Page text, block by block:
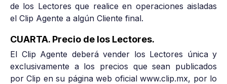
de los Lectores que realice en operaciones aisladas
el Clip Agente a algún Cliente final.
CUARTA. Precio de los Lectores.
El Clip Agente deberá vender los Lectores única y
exclusivamente a los precios que sean publicados
por Clip en su página web oficial www.clip.mx, por lo